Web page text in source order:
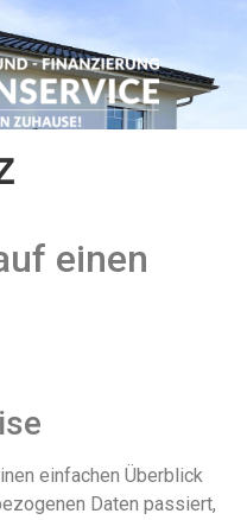
einen
einfachen Überblick
Daten passiert,